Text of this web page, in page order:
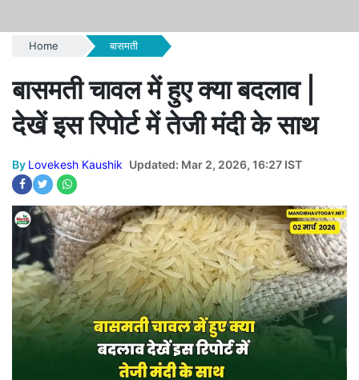
Home बासमती
बासमती चावल में हुए क्या बदलाव |
देखें इस रिपोर्ट में तेजी मंदी के साथ
By Lovekesh Kaushik Updated: Mar 2, 2026, 16:27 IST